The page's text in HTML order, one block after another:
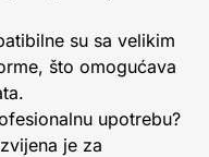
su sa velikim
što omogućava
upotrebu?
je za